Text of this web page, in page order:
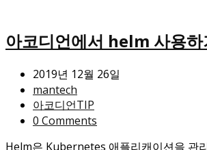
아코디언에서 helm 사용하
2019년 12월 26일
mantech
아코디언TIP
0 Comments
Helm은 Kubernetes 애플리캐이션을 관